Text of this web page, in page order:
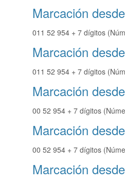
Marcación
011 52 954 + 7 dígitos
Marcación
011 52 954 + 7 dígitos
Marcación
00 52 954 + 7 dígitos
Marcación
00 52 954 + 7 dígitos
Marcación